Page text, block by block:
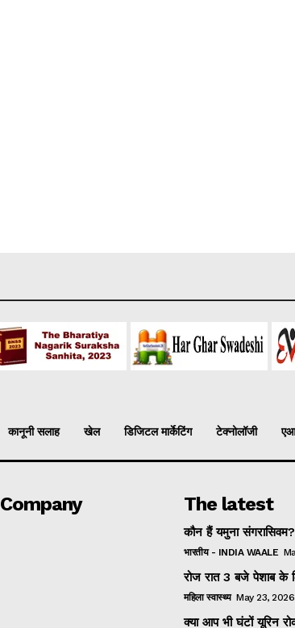
कानूनी सलाह खेल डिजिटल मार्केटिंग टेक्नोलॉजी
Company The latest
कौन हैं यमुना संगरासिवम?
भारतीय - INDIA WAALE
रोज रात 3 बजे पेशाब के
महिला स्वास्थ्य May 23, 2026
क्या आप भी घंटों यूरिन